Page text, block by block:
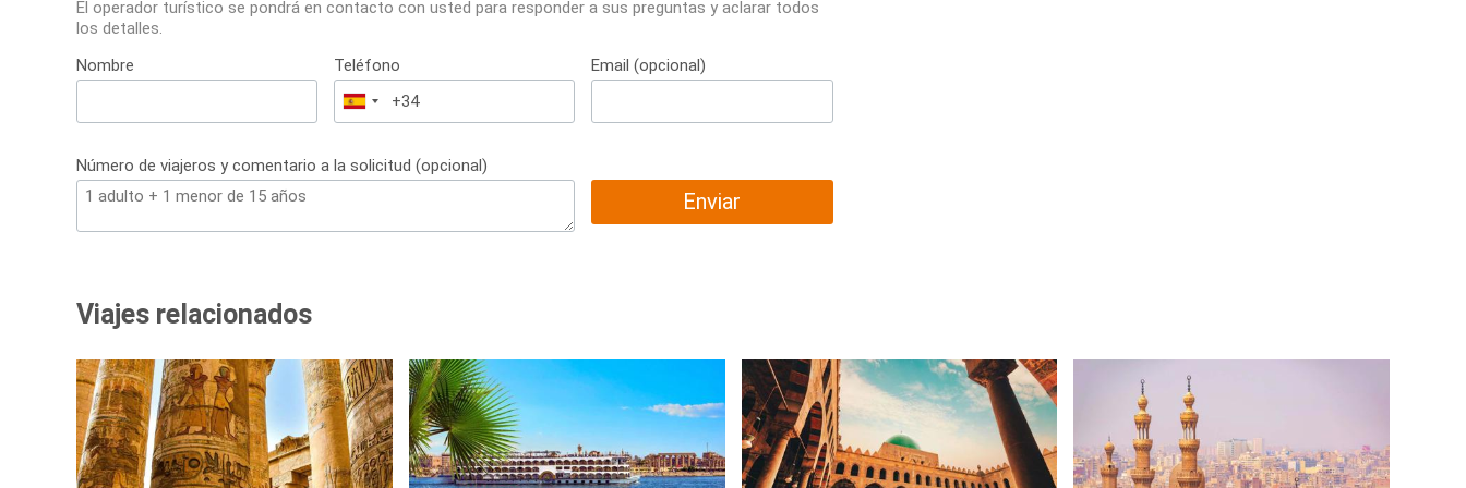
El operador turístico se pondrá en contacto con usted para responder a sus preguntas y aclarar todos
los detalles.
Nombre
Teléfono
España
+34
Email (opcional)
Número de viajeros y comentario a la solicitud (opcional)
Enviar
Viajes relacionados